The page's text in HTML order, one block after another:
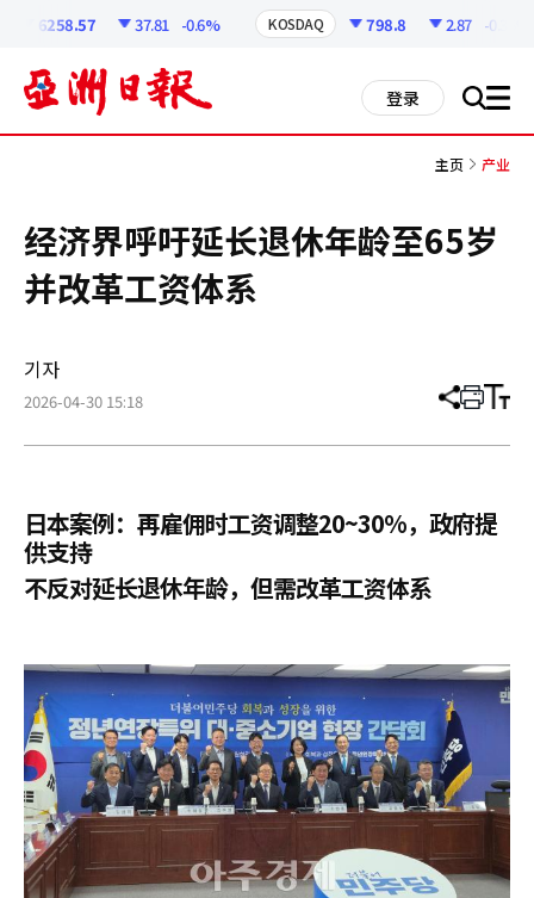
6258.57 37.81 -0.6% KOSDAQ 798.8 2.87 -0.36%
登录 搜 all
主页 产业
经济界呼吁延长退休年龄至65岁
并改革工资体系
기자
2026-04-30 15:18 分
章
打 调
小
日本案例：再雇佣时工资调整20~30%，政府提
供支持
不反对延长退休年龄，但需改革工资体系